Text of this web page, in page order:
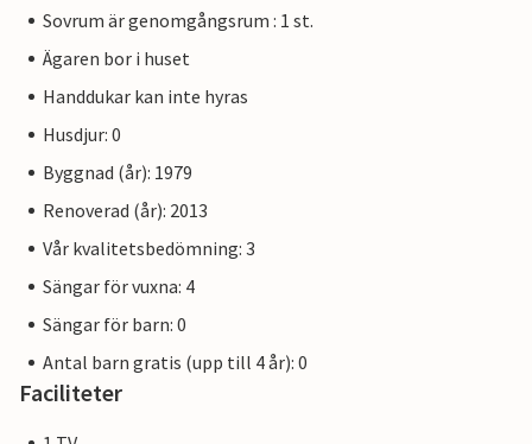
Sovrum är genomgångsrum : 1 st.
Ägaren bor i huset
Handdukar kan inte hyras
Husdjur: 0
Byggnad (år): 1979
Renoverad (år): 2013
Vår kvalitetsbedömning: 3
Sängar för vuxna: 4
Sängar för barn: 0
Antal barn gratis (upp till 4 år): 0
Faciliteter